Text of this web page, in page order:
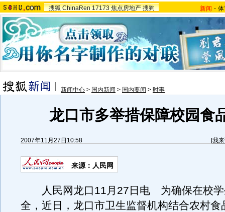
搜狐 ChinaRen 17173 焦点房地产 搜狗 新闻 -
新闻中心 > 国内新闻 > 国内要闻 > 时事
龙口市多举措保障校园食
2007年11月27日10:58 [我
来源：人民网
人民网龙口11月27日电 为确保在校学
全，近日，龙口市卫生监督机构结合农村食